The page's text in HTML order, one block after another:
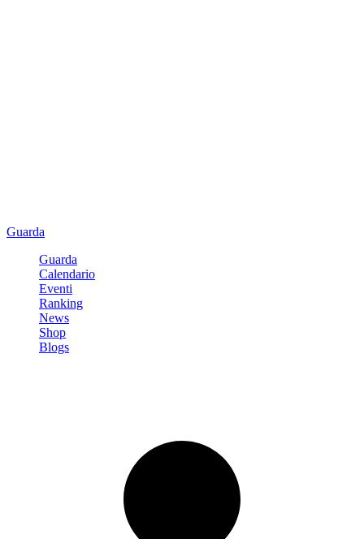
Guarda
Guarda
Calendario
Eventi
Ranking
News
Shop
Blogs